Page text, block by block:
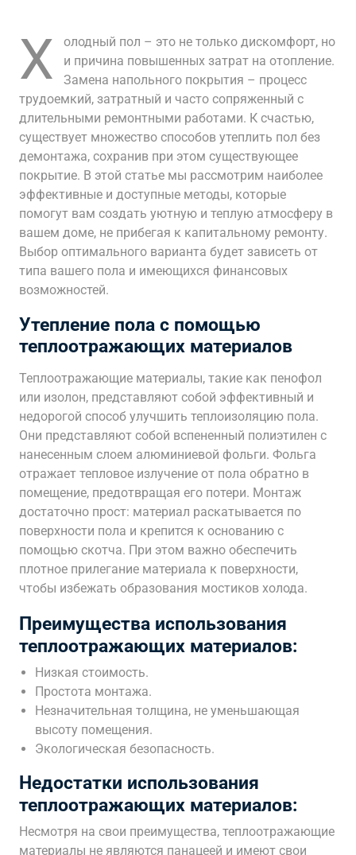
Х
олодный пол – это не только дискомфорт, но
и причина повышенных затрат на отопление.
Замена напольного покрытия – процесс
трудоемкий, затратный и часто сопряженный с
длительными ремонтными работами. К счастью,
существует множество способов утеплить пол без
демонтажа, сохранив при этом существующее
покрытие. В этой статье мы рассмотрим наиболее
эффективные и доступные методы, которые
помогут вам создать уютную и теплую атмосферу в
вашем доме, не прибегая к капитальному ремонту.
Выбор оптимального варианта будет зависеть от
типа вашего пола и имеющихся финансовых
возможностей.
Утепление пола с помощью
теплоотражающих материалов
Теплоотражающие материалы, такие как пенофол
или изолон, представляют собой эффективный и
недорогой способ улучшить теплоизоляцию пола.
Они представляют собой вспененный полиэтилен с
нанесенным слоем алюминиевой фольги. Фольга
отражает тепловое излучение от пола обратно в
помещение, предотвращая его потери. Монтаж
достаточно прост: материал раскатывается по
поверхности пола и крепится к основанию с
помощью скотча. При этом важно обеспечить
плотное прилегание материала к поверхности,
чтобы избежать образования мостиков холода.
Преимущества использования
теплоотражающих материалов:
Низкая стоимость.
Простота монтажа.
Незначительная толщина, не уменьшающая
высоту помещения.
Экологическая безопасность.
Недостатки использования
теплоотражающих материалов:
Несмотря на свои преимущества, теплоотражающие
материалы не являются панацеей и имеют свои